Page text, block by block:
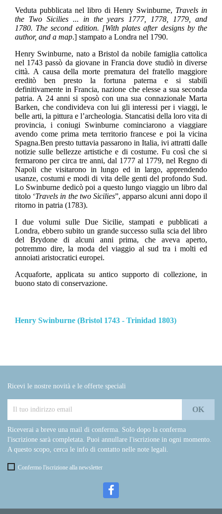
Veduta pubblicata nel libro di Henry Swinburne, Travels in
the Two Sicilies ... in the years 1777, 1778, 1779, and
1780. The second edition. [With plates after designs by the
author, and a map.] stampato a Londra nel 1790.
Henry Swinburne, nato a Bristol da nobile famiglia cattolica
nel 1743 passò da giovane in Francia dove studiò in diverse
città. A causa della morte prematura del fratello maggiore
ereditò ben presto la fortuna paterna e si stabilì
definitivamente in Francia, nazione che elesse a sua seconda
patria. A 24 anni si sposò con una sua connazionale Marta
Barken, che condivideva con lui gli interessi per i viaggi, le
belle arti, la pittura e l’archeologia. Stancatisi della loro vita di
provincia, i coniugi Swinburne cominciarono a viaggiare
avendo come prima meta territorio francese e poi la vicina
Spagna.Ben presto tuttavia passarono in Italia, ivi attratti dalle
notizie sulle bellezze artistiche e di costume. Fu così che si
fermarono per circa tre anni, dal 1777 al 1779, nel Regno di
Napoli che visitarono in lungo ed in largo, apprendendo
usanze, costumi e modi di vita delle genti del profondo Sud.
Lo Swinburne dedicò poi a questo lungo viaggio un libro dal
titolo ‘Travels in the two Sicilies”, apparso alcuni anni dopo il
ritorno in patria (1783).
I due volumi sulle Due Sicilie, stampati e pubblicati a
Londra, ebbero subito un grande successo sulla scia del libro
del Brydone di alcuni anni prima, che aveva aperto,
potremmo dire, la moda del viaggio al sud tra i molti ed
annoiati aristocratici europei.
Acquaforte, applicata su antico supporto di collezione, in
buono stato di conservazione.
Henry Swinburne (Bristol 1743 - Trinidad 1803)
Ricevi le nostre novità e le offerte speciali
Riceverai a breve una mail di conferma. Solo dopo la conferma
l'iscrizione sarà completata. Puoi annullare l'iscrizione in ogni momento.
A questo scopo, cerca le info di contatto nelle note legali.
Confermo l'iscrizione alla newsletter